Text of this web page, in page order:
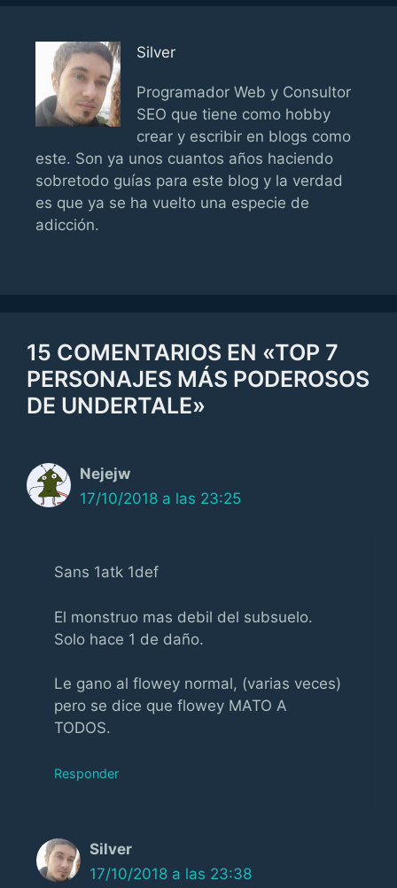
Silver
Programador Web y Consultor
SEO que tiene como hobby
crear y escribir en blogs como
este. Son ya unos cuantos años haciendo
sobretodo guías para este blog y la verdad
es que ya se ha vuelto una especie de
adicción.
15 COMENTARIOS EN «TOP 7
PERSONAJES MÁS PODEROSOS
DE UNDERTALE»
Nejejw
17/10/2018 a las 23:25
Sans 1atk 1def
El monstruo mas debil del subsuelo.
Solo hace 1 de daño.
Le gano al flowey normal, (varias veces)
pero se dice que flowey MATO A
TODOS.
Responder
Silver
17/10/2018 a las 23:38